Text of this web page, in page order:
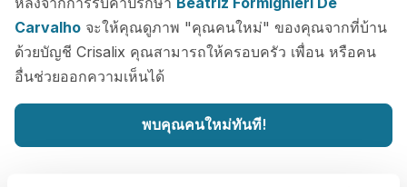
Carvalho จะให้คุณดูภาพ "คุณคนใหม่" ของคุณจากที่บ้าน
ด้วยบัญชี Crisalix คุณสามารถให้ครอบครัว เพื่อน หรือคน
อื่นช่วยออกความเห็นได้
พบคุณคนใหม่ทันที!